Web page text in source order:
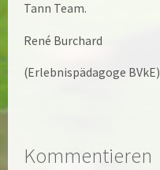
Tann Team.
René Burchard
(Erlebnispädagoge BVkE)
Kommentieren